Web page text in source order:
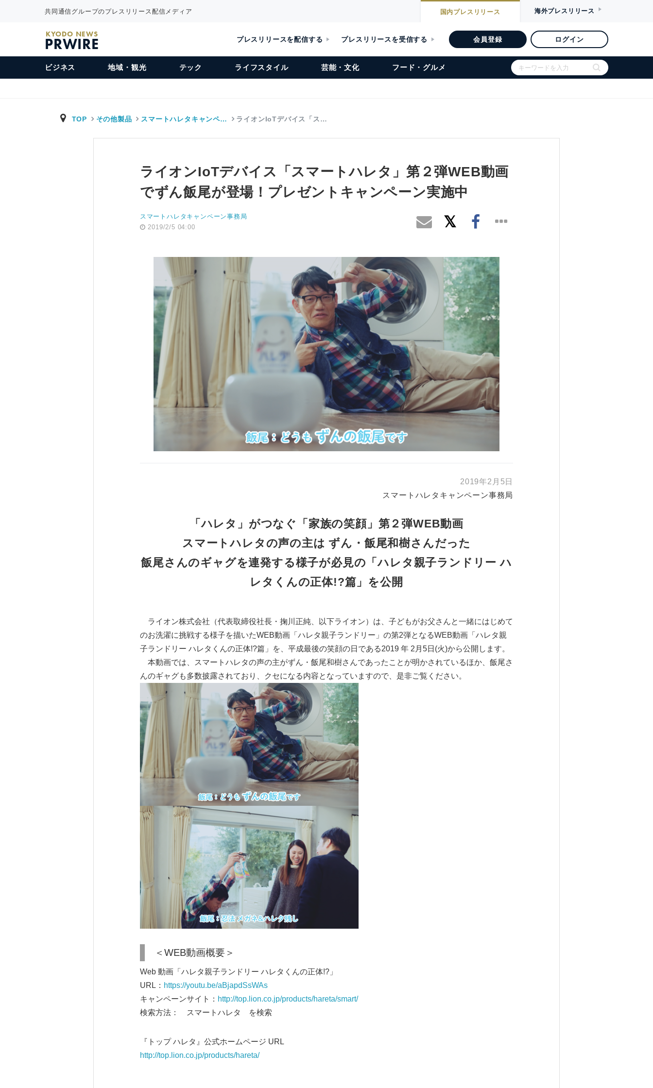
共同通信グループのプレスリリース配信メディア 国内プレスリリース 海外プレスリリース
KYODO NEWS
PRWIRE プレスリリースを配信する プレスリリースを受信する 会員登録 ログイン
ビジネス 地域・観光 テック ライフスタイル 芸能・文化 フード・グルメ
TOP その他製品 スマートハレタキャンペ… ライオンIoTデバイス「ス…
ライオンIoTデバイス「スマートハレタ」第２弾WEB動画
でずん飯尾が登場！プレゼントキャンペーン実施中
スマートハレタキャンペーン事務局
2019/2/5 04:00
2019年2月5日
スマートハレタキャンペーン事務局
「ハレタ」がつなぐ「家族の笑顔」第２弾WEB動画
スマートハレタの声の主は ずん・飯尾和樹さんだった
飯尾さんのギャグを連発する様子が必見の「ハレタ親子ランドリー ハ
レタくんの正体!?篇」を公開
ライオン株式会社（代表取締役社長・掬川正純、以下ライオン）は、子どもがお父さんと一緒にはじめて
のお洗濯に挑戦する様子を描いたWEB動画「ハレタ親子ランドリー」の第2弾となるWEB動画「ハレタ親
子ランドリー ハレタくんの正体!?篇」を、平成最後の笑顔の日である2019 年 2月5日(火)から公開します。
本動画では、スマートハレタの声の主がずん・飯尾和樹さんであったことが明かされているほか、飯尾さ
んのギャグも多数披露されており、クセになる内容となっていますので、是非ご覧ください。
＜WEB動画概要＞
Web 動画「ハレタ親子ランドリー ハレタくんの正体!?」
URL： https://youtu.be/aBjapdSsWAs
キャンペーンサイト： http://top.lion.co.jp/products/hareta/smart/
検索方法： スマートハレタ を検索
『トップ ハレタ』公式ホームページ URL
http://top.lion.co.jp/products/hareta/
Japanese